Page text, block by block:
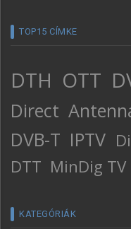
TOP15 CÍMKE
DTH OTT
Direct
DVB-T IPTV
DTT MinDig TV
KATEGÓRIÁK